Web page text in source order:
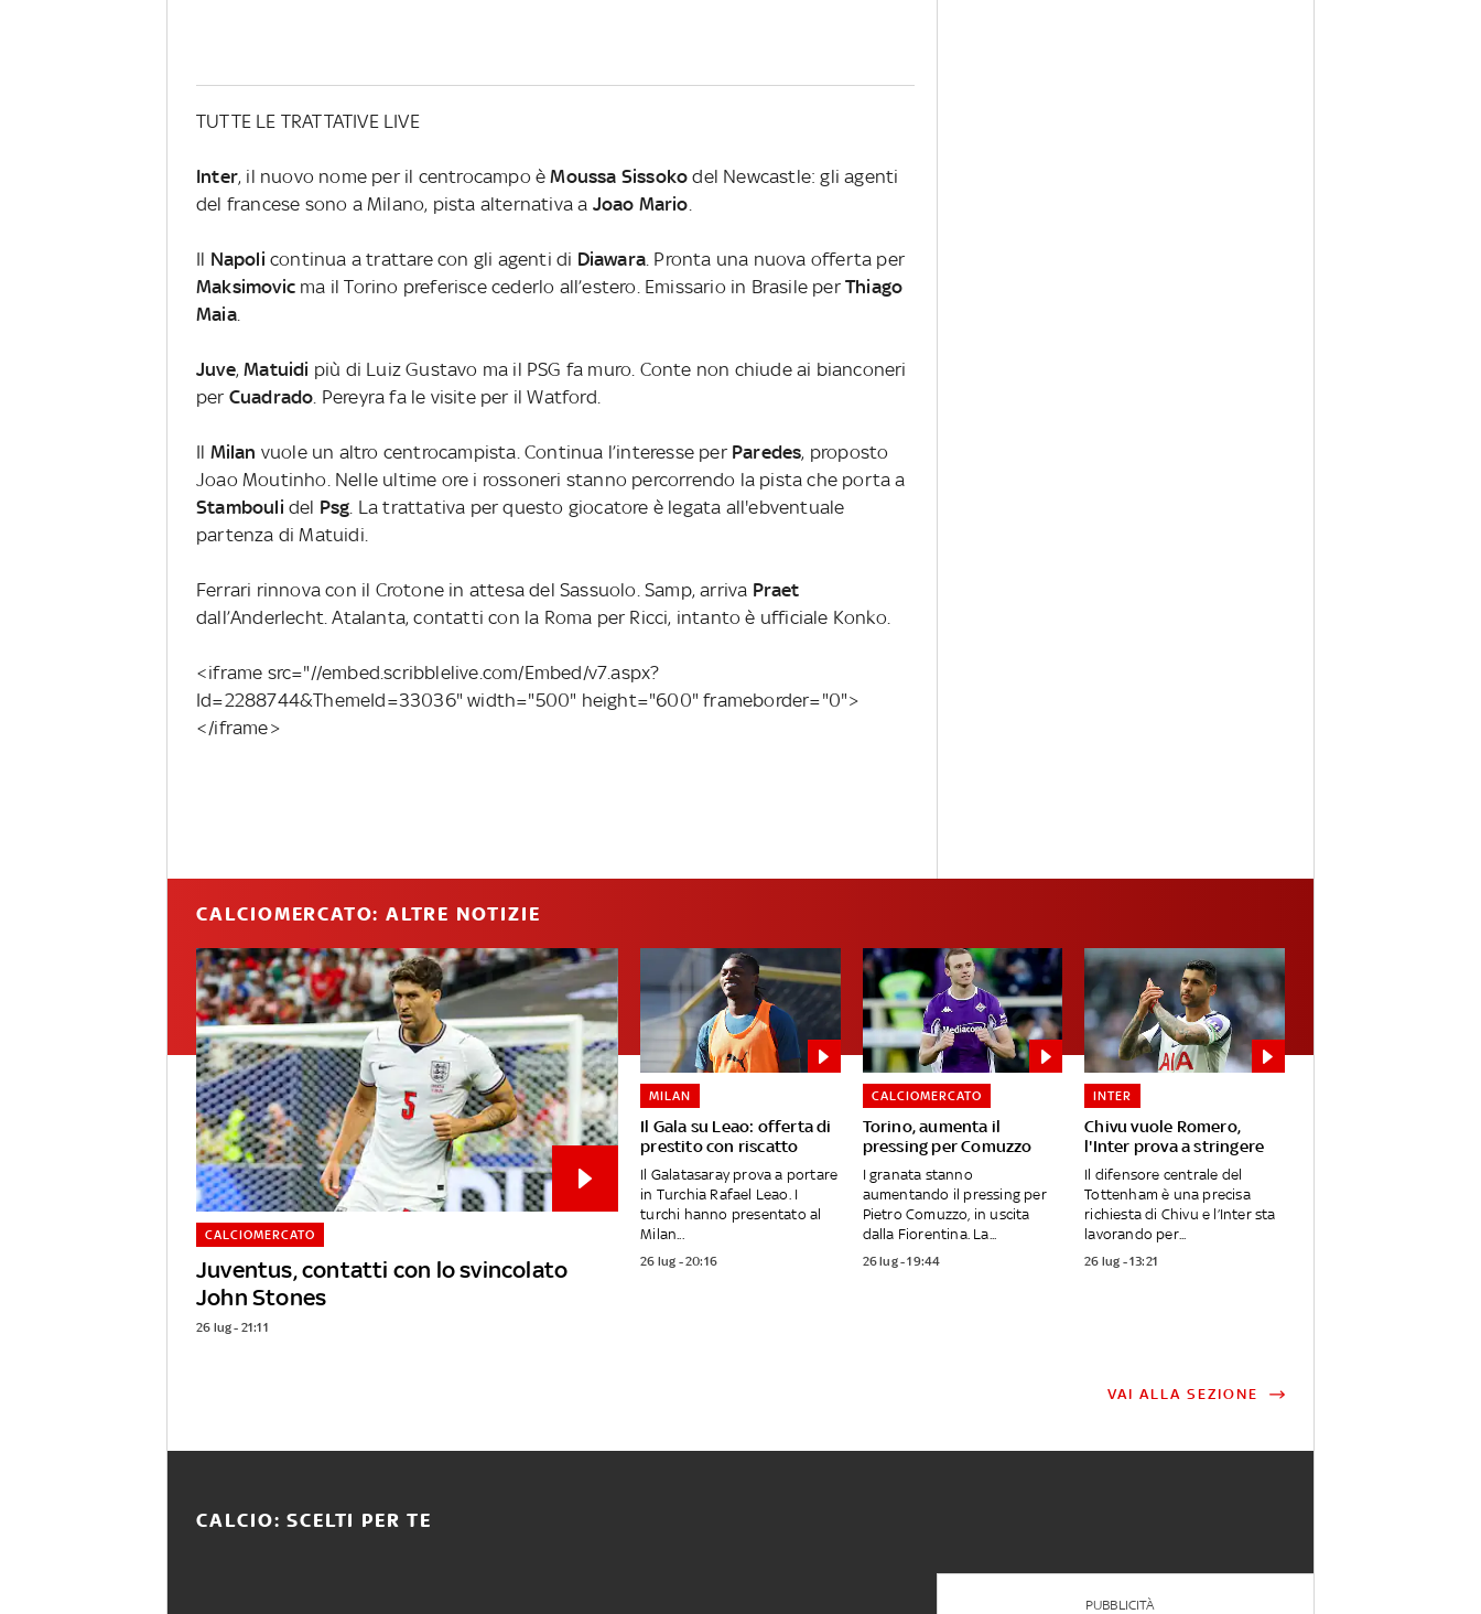
TUTTE LE TRATTATIVE LIVE
Inter, il nuovo nome per il centrocampo èMoussa Sissoko del Newcastle: gli agenti
del francese sono a Milano, pista alternativa a Joao Mario
Il Napoli continua a trattare con gli agenti di Diawara. Pronta una nuova offerta per
Maksimovic ma il Torino preferisce cederlo all’estero. Emissario in Brasile per Thiago
Maia.
Juve,Matuidi più di Luiz Gustavo ma il PSG fa muro. Conte non chiude ai bianconeri
per Cuadrado . Pereyra fa le visite per il Watford.
Il Milan vuole un altro centrocampista. Continua l’interesse per Paredes, proposto
Joao Moutinho. Nelle ultime ore i rossoneri stanno percorrendo la pista che porta a
Stambouli del Psg . La trattativa per questo giocatore è legata all'ebventuale
partenza di Matuidi.
Ferrari rinnova con il Crotone in attesa del Sassuolo. Samp, arriva Praet
dall’Anderlecht. Atalanta, contatti con la Roma per Ricci, intanto è ufficiale Konko.
<iframe src="//embed.scribblelive.com/Embed/v7.aspx?
Id=2288744&ThemeId=33036" width="500" height="600" frameborder="0">
</iframe>
CALCIOMERCATO: ALTRE NOTIZIE
Juventus, contatti con lo svincolato
John Stones
CALCIOMERCATO
26 lug - 21:11
Il Gala su Leao: offerta di
prestito con riscatto
MILAN
Il Galatasaray prova a portare
in Turchia Rafael Leao. I
turchi hanno presentato al
Milan...
26 lug - 20:16
Torino, aumenta il
pressing per Comuzzo
CALCIOMERCATO
I granata stanno
aumentando il pressing per
Pietro Comuzzo, in uscita
dalla Fiorentina. La...
26 lug - 19:44
Chivu vuole Romero,
l'Inter prova a stringere
INTER
Il difensore centrale del
Tottenham è una precisa
richiesta di Chivu e l’Inter sta
lavorando per...
26 lug - 13:21
VAI ALLA SEZIONE
CALCIO: SCELTI PER TE
PUBBLICITÀ